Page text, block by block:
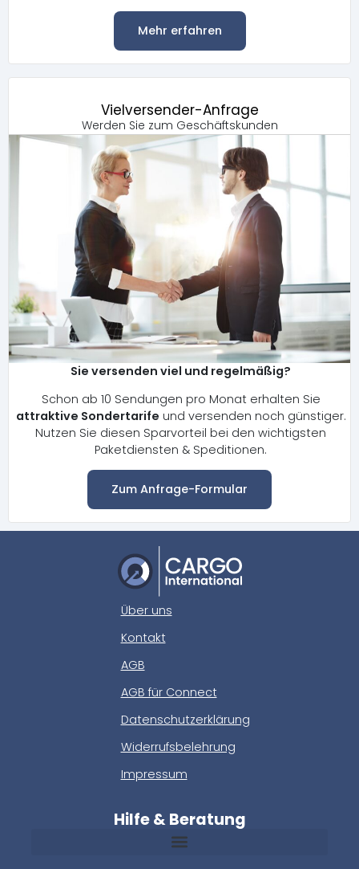
Mehr erfahren
Vielversender-Anfrage
Werden Sie zum Geschäftskunden
Sie versenden viel und regelmäßig?
Schon ab 10 Sendungen pro Monat erhalten Sie
attraktive Sondertarife und versenden noch günstiger.
Nutzen Sie diesen Sparvorteil bei den wichtigsten
Paketdiensten & Speditionen.
Zum Anfrage-Formular
Über uns
Kontakt
AGB
AGB für Connect
Datenschutzerklärung
Widerrufsbelehrung
Impressum
Hilfe & Beratung